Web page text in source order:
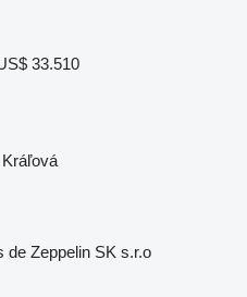
33.510
de Zeppelin SK s.r.o